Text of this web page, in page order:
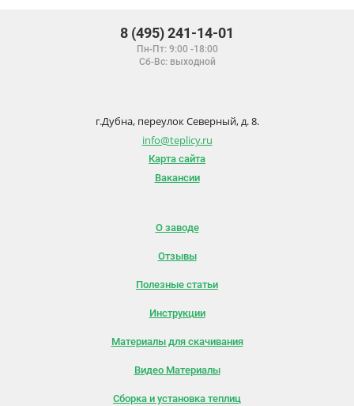
8 (495) 241-14-01
Пн-Пт: 9:00 -18:00
Сб-Вс: выходной
г.Дубна, переулок Северный, д. 8.
info@teplicy.ru
Карта сайта
Вакансии
О заводе
Отзывы
Полезные статьи
Инструкции
Материалы для скачивания
Видео Материалы
Сборка и установка теплиц